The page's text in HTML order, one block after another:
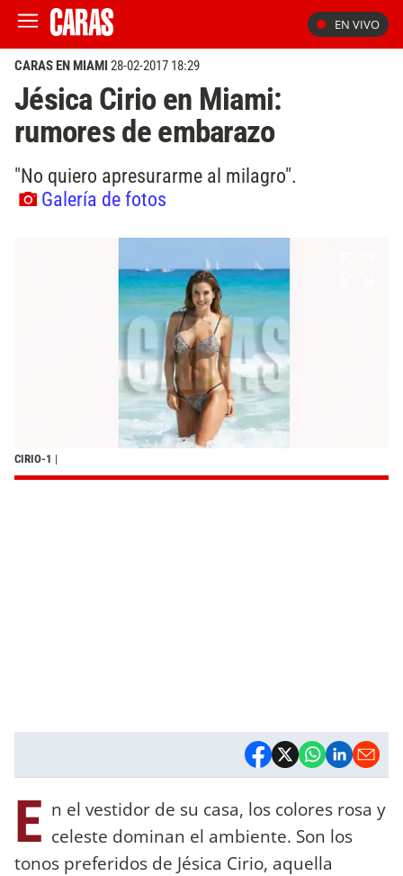
EN VIVO
CARAS EN MIAMI 28-02-2017 18:29
Jésica Cirio en Miami:
rumores de embarazo
"No quiero apresurarme al milagro".
Galería de fotos
CIRIO-1 |
E n el vestidor de su casa, los colores rosa y
celeste dominan el ambiente. Son los
tonos preferidos de Jésica Cirio, aquella